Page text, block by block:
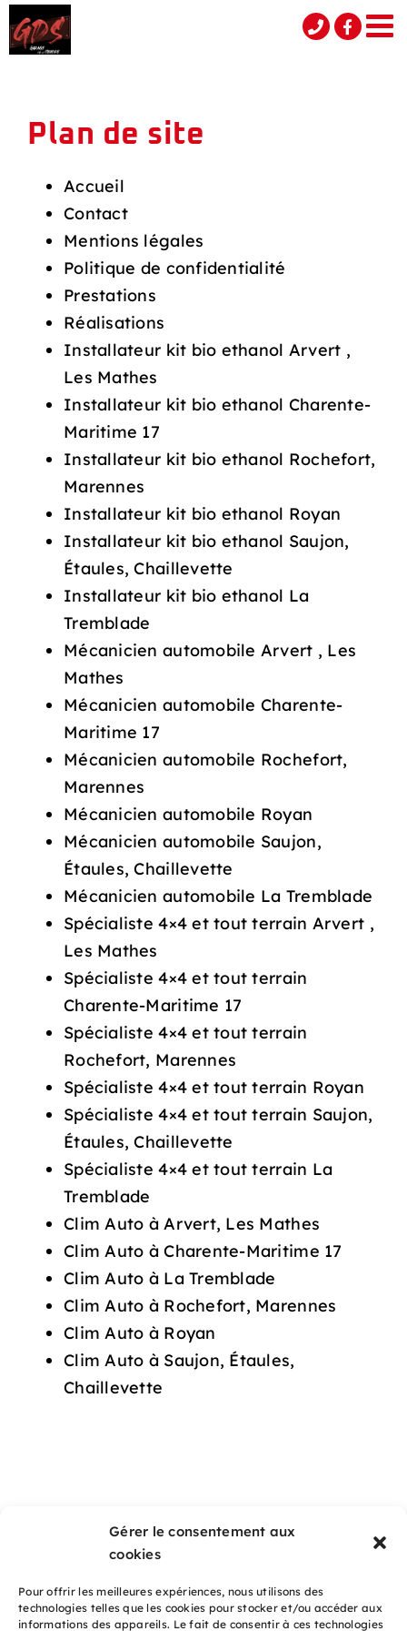
Gérer le consentement aux
cookies
Pour offrir les meilleures expériences, nous utilisons des
technologies telles que les cookies pour stocker et/ou accéder aux
informations des appareils. Le fait de consentir à ces technologies
Passer
au
Plan de site
Accueil
Contact
Mentions légales
Politique de confidentialité
Prestations
Réalisations
Installateur kit bio ethanol Arvert ,
Les Mathes
Installateur kit bio ethanol Charente-
Maritime 17
Installateur kit bio ethanol Rochefort,
Marennes
Installateur kit bio ethanol Royan
Installateur kit bio ethanol Saujon,
Étaules, Chaillevette
Installateur kit bio ethanol La
Tremblade
Mécanicien automobile Arvert , Les
Mathes
Mécanicien automobile Charente-
Maritime 17
Mécanicien automobile Rochefort,
Marennes
Mécanicien automobile Royan
Mécanicien automobile Saujon,
Étaules, Chaillevette
Mécanicien automobile La Tremblade
Spécialiste 4×4 et tout terrain Arvert ,
Les Mathes
Spécialiste 4×4 et tout terrain
Charente-Maritime 17
Spécialiste 4×4 et tout terrain
Rochefort, Marennes
Spécialiste 4×4 et tout terrain Royan
Spécialiste 4×4 et tout terrain Saujon,
Étaules, Chaillevette
Spécialiste 4×4 et tout terrain La
Tremblade
Clim Auto à Arvert, Les Mathes
Clim Auto à Charente-Maritime 17
Clim Auto à La Tremblade
Clim Auto à Rochefort, Marennes
Clim Auto à Royan
Clim Auto à Saujon, Étaules,
Chaillevette
NAVIGATION
Accueil
Prestations